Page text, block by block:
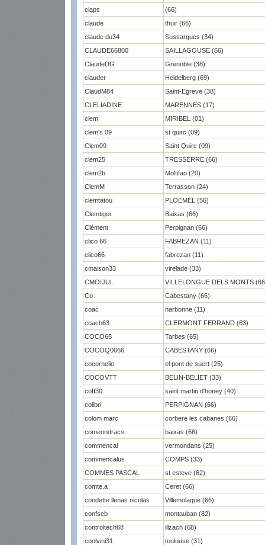
claps
(66)
claude
thuir (66)
claude du34
Sussargues (34)
CLAUDE66800
SAILLAGOUSE (66)
ClaudeDG
Grenoble (38)
clauder
Heidelberg (69)
ClaudM84
Saint-Egreve (38)
CLELIADINE
MARENNES (17)
clem
MIRIBEL (01)
clem's 09
st quirc (09)
Clem09
Saint Quirc (09)
clem25
TRESSERRE (66)
clem2b
Moltifao (20)
ClemM
Terrasson (24)
clemtatou
PLOEMEL (56)
Clemtiger
Baixas (66)
Clément
Perpignan (66)
clico 66
FABREZAN (11)
clico66
fabrezan (11)
cmaison33
virelade (33)
CMOIJUL
VILLELONGUE DELS MONTS
Co
Cabestany (66)
coac
narbonne (11)
coach63
CLERMONT FERRAND (63)
COCO65
Tarbes (65)
COCOQ0066
CABESTANY (66)
cocornelio
el pont de suert (25)
COCOVTT
BELIN-BELIET (33)
coff30
saint martin d'honey (40)
colibri
PERPIGNAN (66)
colom marc
corbere les cabanes (66)
comeondracs
baixas (66)
commencal
vermondans (25)
commencalus
COMPS (33)
COMMES PASCAL
st esteve (62)
comte.a
Ceret (66)
condette llenas nicolas
Villemolaque (66)
confseb
montauban (82)
controltech68
illzach (68)
coolvini31
toulouse (31)